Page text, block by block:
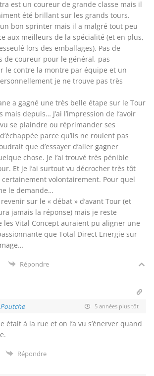
est un coureur de grande classe mais il
été brillant sur les grands tours.
bon sprinter mais il a malgré tout peu
aux meilleurs de la spécialité (et en plus,
lors des emballages). Pas de
de coureur pour le général, pas
le contre la montre par équipe et un
je ne trouve pas très
a gagné une très belle étape sur le Tour
mais depuis… J’ai l’impression de l’avoir
se plaindre ou réprimander ses
parce qu’ils ne roulent pas
que d’essayer d’aller gagner
chose. Je l’ai trouvé très pénible
Et je l’ai surtout vu décrocher très tôt
certainement volontairement. Pour quel
le demande…
sur le « débat » d’avant Tour (et
jamais la réponse) mais je reste
les Vital Concept auraient pu aligner une
que Total Direct Energie sur
Répondre
5 années plus tôt
était à la rue et on l’a vu s’énerver quand
Répondre